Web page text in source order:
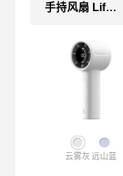
手持风扇 Life10S
云雾灰 远山蓝